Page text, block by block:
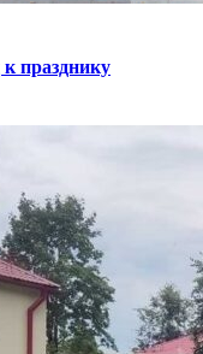
празднику